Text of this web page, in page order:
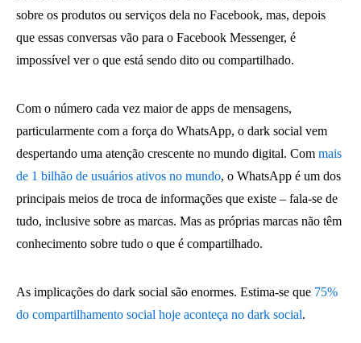
sobre os produtos ou serviços dela no Facebook, mas, depois
que essas conversas vão para o Facebook Messenger, é
impossível ver o que está sendo dito ou compartilhado.
Com o número cada vez maior de apps de mensagens,
particularmente com a força do WhatsApp, o dark social vem
despertando uma atenção crescente no mundo digital. Com mais
de 1 bilhão de usuários ativos no mundo, o WhatsApp é um dos
principais meios de troca de informações que existe – fala-se de
tudo, inclusive sobre as marcas. Mas as próprias marcas não têm
conhecimento sobre tudo o que é compartilhado.
As implicações do dark social são enormes. Estima-se que 75%
do compartilhamento social hoje aconteça no dark social.